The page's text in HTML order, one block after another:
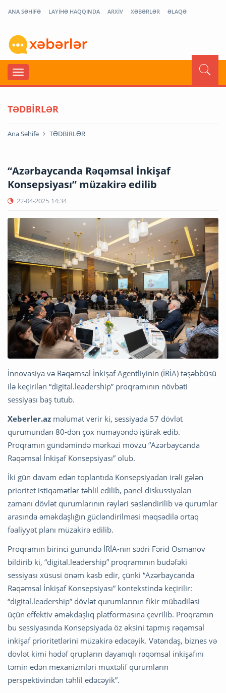
ANA SƏHİFƏ LAYİHƏ HAQQINDA ARXİV XƏBƏRLƏR ƏLAQƏ
TƏDBİRLƏR
Ana Səhifə TƏDBİRLƏR
“Azərbaycanda Rəqəmsal İnkişaf
Konsepsiyası” müzakirə edilib
22-04-2025 14:34
İnnovasiya və Rəqəmsal İnkişaf Agentliyinin (İRİA) təşəbbüsü
ilə keçirilən “digital.leadership” proqramının növbəti
sessiyası baş tutub.
Xeberler.az məlumat verir ki, sessiyada 57 dövlət
qurumundan 80-dən çox nümayəndə iştirak edib.
Proqramın gündəmində mərkəzi mövzu “Azərbaycanda
Rəqəmsal İnkişaf Konsepsiyası” olub.
İki gün davam edən toplantıda Konsepsiyadan irəli gələn
prioritet istiqamətlər təhlil edilib, panel diskussiyaları
zamanı dövlət qurumlarının rəyləri səsləndirilib və qurumlar
arasında əməkdaşlığın gücləndirilməsi məqsədilə ortaq
fəaliyyət planı müzakirə edilib.
Proqramın birinci günündə İRİA-nın sədri Fərid Osmanov
bildirib ki, “digital.leadership” proqramının budəfəki
sessiyası xüsusi önəm kəsb edir, çünki “Azərbaycanda
Rəqəmsal İnkişaf Konsepsiyası” kontekstində keçirilir:
“digital.leadership” dövlət qurumlarının fikir mübadiləsi
üçün effektiv əməkdaşlıq platformasına çevrilib. Proqramın
bu sessiyasında Konsepsiyada öz əksini tapmış rəqəmsal
inkişaf prioritetlərini müzakirə edəcəyik. Vətəndaş, biznes və
dövlət kimi hədəf qrupların dayanıqlı rəqəmsal inkişafını
təmin edən mexanizmləri müxtəlif qurumların
perspektivindən təhlil edəcəyik”.